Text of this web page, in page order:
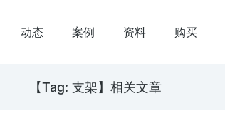
动态 案例 资料 购买
【Tag: 支架】相关文章